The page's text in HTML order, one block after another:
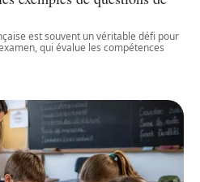
est souvent un véritable défi pour
qui évalue les compétences